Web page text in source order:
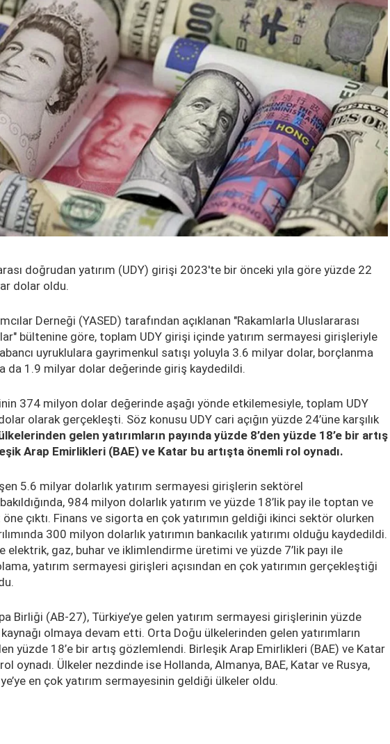
doğrudan yatırım (UDY) girişi 2023'te bir önceki yıla göre yüzde 22
dolar oldu.
Derneği (YASED) tarafından açıklanan "Rakamlarla Uluslararası
bültenine göre, toplam UDY girişi içinde yatırım sermayesi girişleriyle
uyruklulara gayrimenkul satışı yoluyla 3.6 milyar dolar, borçlanma
da 1.9 milyar dolar değerinde giriş kaydedildi.
374 milyon dolar değerinde aşağı yönde etkilemesiyle, toplam UDY
olarak gerçekleşti. Söz konusu UDY cari açığın yüzde 24’üne karşılık
gelen yatırımların payında yüzde 8’den yüzde 18’e bir artış
Arap Emirlikleri (BAE) ve Katar bu artışta önemli rol oynadı.
5.6 milyar dolarlık yatırım sermayesi girişlerin sektörel
984 milyon dolarlık yatırım ve yüzde 18’lik pay ile toptan ve
çıktı. Finans ve sigorta en çok yatırımın geldiği ikinci sektör olurken
300 milyon dolarlık yatırımın bankacılık yatırımı olduğu kaydedildi.
elektrik, gaz, buhar ve iklimlendirme üretimi ve yüzde 7’lik payı ile
yatırım sermayesi girişleri açısından en çok yatırımın gerçekleştiği
Birliği (AB-27), Türkiye’ye gelen yatırım sermayesi girişlerinin yüzde
kaynağı olmaya devam etti. Orta Doğu ülkelerinden gelen yatırımların
yüzde 18’e bir artış gözlemlendi. Birleşik Arap Emirlikleri (BAE) ve Katar
oynadı. Ülkeler nezdinde ise Hollanda, Almanya, BAE, Katar ve Rusya,
en çok yatırım sermayesinin geldiği ülkeler oldu.